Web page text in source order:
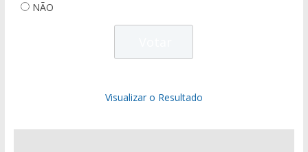
NÃO
Visualizar o Resultado